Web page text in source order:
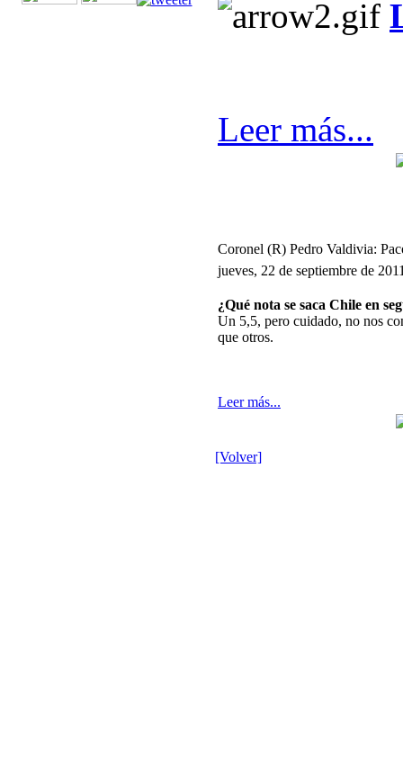
Leer más...
Coronel (R) Pedro Valdivia:
jueves, 22 de septiembre de
¿Qué nota se saca Chile en
Un 5,5, pero cuidado, no nos
que otros.
Leer más...
[Volver]